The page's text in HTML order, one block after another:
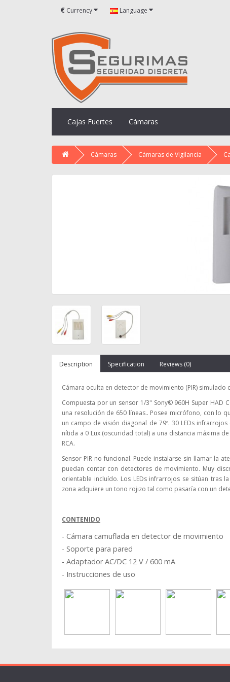
€ Currency Language
Cajas Fuertes Cámaras
Cámaras Cámaras de Vigilancia
Description Specification Reviews (0)
Cámara oculta en detector de movimiento (PIR)
Compuesta por un sensor 1/3" Sony© 960H Super HAD
una resolución de 650 líneas.. Posee micrófono, con lo
un campo de visión diagonal de 79º. 30 LEDs
nítida a 0 Lux (oscuridad total) a una distancia máxima
RCA.
Sensor PIR no funcional. Puede instalarse sin llamar la
puedan contar con detectores de movimiento. Muy
orientable incluído. Los LEDs infrarrojos se sitúan tras
zona adquiere un tono rojizo tal como pasaría con un
CONTENIDO
- Cámara camuflada en detector de movimiento
- Soporte para pared
- Adaptador AC/DC 12 V / 600 mA
- Instrucciones de uso